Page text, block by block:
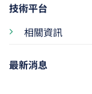
技術平台
相關資訊
最新消息